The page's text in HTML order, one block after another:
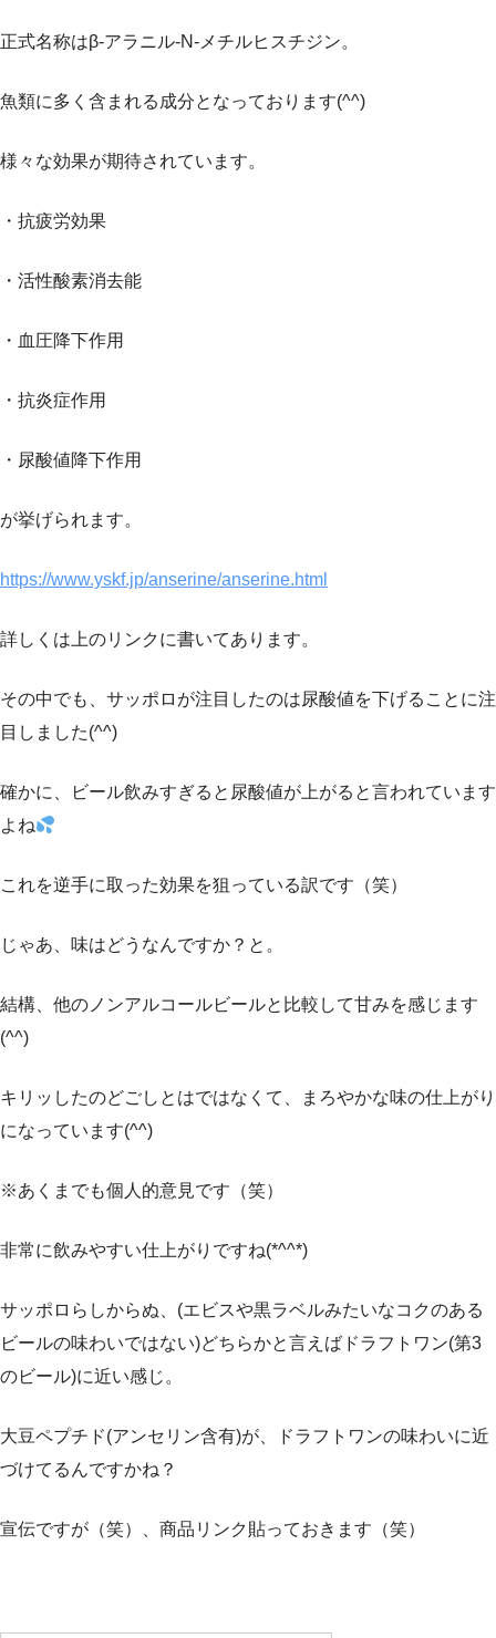
正式名称はβ-アラニル-N-メチルヒスチジン。
魚類に多く含まれる成分となっております(^^)
様々な効果が期待されています。
・抗疲労効果
・活性酸素消去能
・血圧降下作用
・抗炎症作用
・尿酸値降下作用
が挙げられます。
https://www.yskf.jp/anserine/anserine.html
詳しくは上のリンクに書いてあります。
その中でも、サッポロが注目したのは尿酸値を下げることに注
目しました(^^)
確かに、ビール飲みすぎると尿酸値が上がると言われています
よね
これを逆手に取った効果を狙っている訳です（笑）
じゃあ、味はどうなんですか？と。
結構、他のノンアルコールビールと比較して甘みを感じます
(^^)
キリッしたのどごしとはではなくて、まろやかな味の仕上がり
になっています(^^)
※あくまでも個人的意見です（笑）
非常に飲みやすい仕上がりですね(*^^*)
サッポロらしからぬ、(エビスや黒ラベルみたいなコクのある
ビールの味わいではない)どちらかと言えばドラフトワン(第3
のビール)に近い感じ。
大豆ペプチド(アンセリン含有)が、ドラフトワンの味わいに近
づけてるんですかね？
宣伝ですが（笑）、商品リンク貼っておきます（笑）